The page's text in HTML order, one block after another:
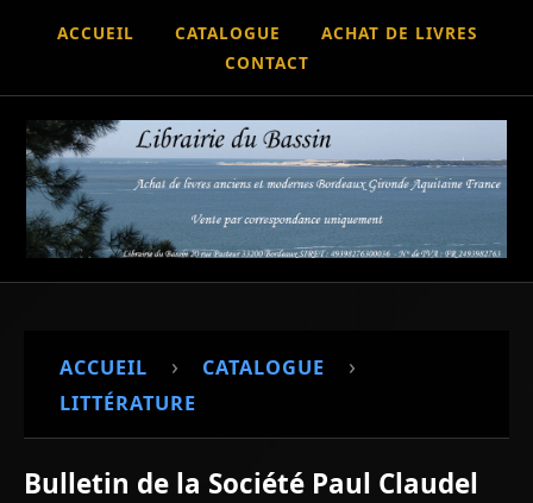
ACCUEIL CATALOGUE
ACHAT DE LIVRES
CONTACT
ACCUEIL › CATALOGUE ›
LITTÉRATURE
Bulletin de la Société Paul Claudel